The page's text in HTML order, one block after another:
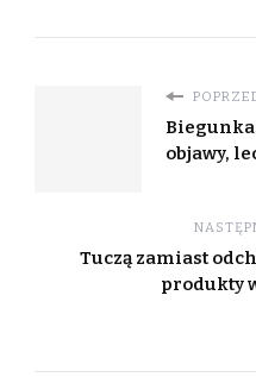
objawy,
Tuczą zamiast
produkty